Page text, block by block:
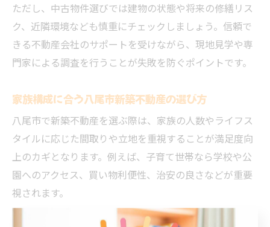
ただし、中古物件選びでは建物の状態や将来の修繕リス
ク、近隣環境なども慎重にチェックしましょう。信頼で
きる不動産会社のサポートを受けながら、現地見学や専
門家による調査を行うことが失敗を防ぐポイントです。
家族構成に合う八尾市新築不動産の選び方
八尾市で新築不動産を選ぶ際は、家族の人数やライフス
タイルに応じた間取りや立地を重視することが満足度向
上のカギとなります。例えば、子育て世帯なら学校や公
園へのアクセス、買い物利便性、治安の良さなどが重要
視されます。
一方、夫婦二人やシニア世帯であれば、バリアフリー対